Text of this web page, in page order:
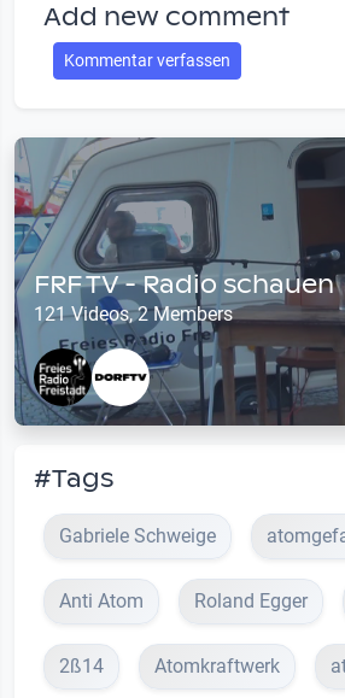
Add new comment
Kommentar verfassen
FRF TV - Radio schauen
121 Videos, 2 Members
#Tags
Gabriele Schweige
Anti Atom Roland Egger
2ß14 Atomkraftwerk